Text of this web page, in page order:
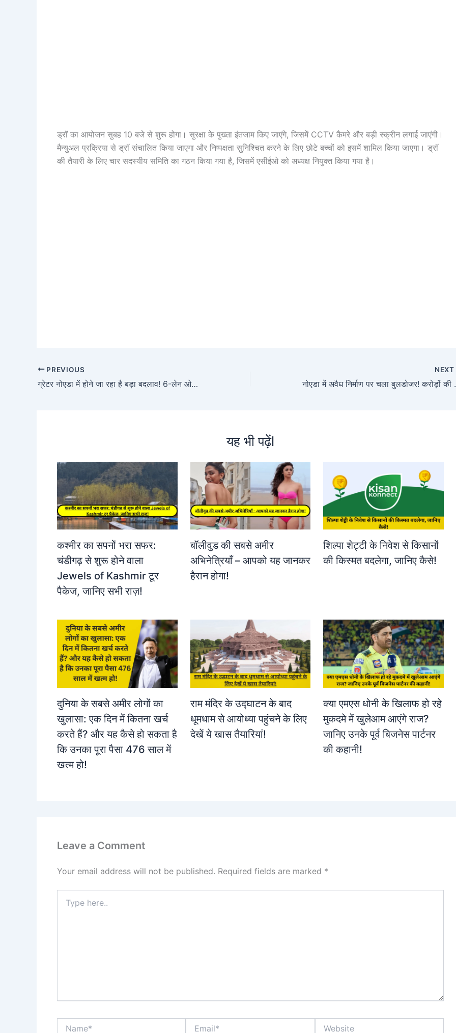
ड्रॉ का आयोजन सुबह 10 बजे से शुरू होगा। सुरक्षा के पुख्ता इंतजाम किए जाएंगे, जिसमें CCTV कैमरे और बड़ी स्क्रीन लगाई जाएंगी।
मैन्युअल प्रक्रिया से ड्रॉ संचालित किया जाएगा और निष्पक्षता सुनिश्चित करने के लिए छोटे बच्चों को इसमें शामिल किया जाएगा। ड्रॉ
की तैयारी के लिए चार सदस्यीय समिति का गठन किया गया है, जिसमें एसीईओ को अध्यक्ष नियुक्त किया गया है।
PREVIOUS
ग्रेटर नोएडा में होने जा रहा है बड़ा बदलाव! 6-लेन ओवरब्रिज और नए रेलवे टर्मिनल से सफर होगा आसान!
NEXT
नोएडा में अवैध
यह भी पढ़ेंl
कश्मीर का सपनों भरा सफर:
चंडीगढ़ से शुरू होने वाला
Jewels of Kashmir टूर
पैकेज, जानिए सभी राज़!
बॉलीवुड की सबसे अमीर
अभिनेत्रियाँ – आपको यह जानकर
हैरान होगा!
शिल्पा शेट्टी के निवेश से किसानों
की किस्मत बदलेगा, जानिए कैसे!
दुनिया के सबसे अमीर लोगों का
खुलासा: एक दिन में कितना खर्च
करते हैं? और यह कैसे हो सकता है
कि उनका पूरा पैसा 476 साल में
खत्म हो!
राम मंदिर के उद्घाटन के बाद
धूमधाम से आयोध्या पहुंचने के लिए
देखें ये खास तैयारियां!
क्या एमएस धोनी के खिलाफ हो रहे
मुकदमे में खुलेआम आएंगे राज?
जानिए उनके पूर्व बिजनेस पार्टनर
की कहानी!
Leave a Comment
Your email address will not be published. Required fields are marked *
here..